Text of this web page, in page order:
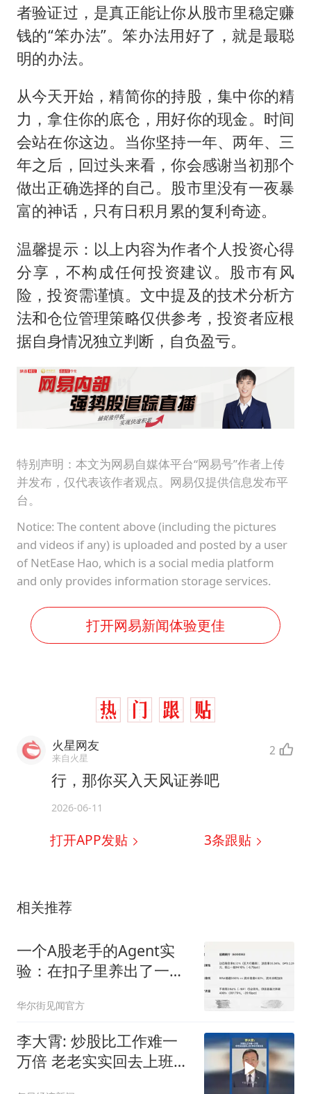
者验证过，是真正能让你从股市里稳定赚
钱的“笨办法”。笨办法用好了，就是最聪
明的办法。
从今天开始，精简你的持股，集中你的精
力，拿住你的底仓，用好你的现金。时间
会站在你这边。当你坚持一年、两年、三
年之后，回过头来看，你会感谢当初那个
做出正确选择的自己。股市里没有一夜暴
富的神话，只有日积月累的复利奇迹。
温馨提示：以上内容为作者个人投资心得
分享，不构成任何投资建议。股市有风
险，投资需谨慎。文中提及的技术分析方
法和仓位管理策略仅供参考，投资者应根
据自身情况独立判断，自负盈亏。
特别声明：本文为网易自媒体平台“网易号”作者上传
并发布，仅代表该作者观点。网易仅提供信息发布平
台。
Notice: The content above (including the pictures
and videos if any) is uploaded and posted by a user
of NetEase Hao, which is a social media platform
and only provides information storage services.
打开网易新闻体验更佳
火星网友
来自火星 2
行，那你买入天风证券吧
2026-06-11
打开APP发贴 3条跟贴
相关推荐
一个A股老手的Agent实
验：在扣子里养出了一个
华尔街见闻官方
李大霄: 炒股比工作难一
万倍 老老实实回去上班